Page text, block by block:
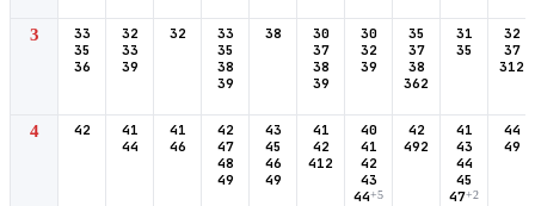
3
33
35
36
32
33
39
32
33
35
38
39
38
30
37
38
39
30
32
39
35
37
38
362
31
35
32
37
312
4 42
41
44
41
46
42
47
48
49
43
45
46
49
41
42
412
40
41
42
43
44+5
42
492
41
43
44
45
47+2
44
49